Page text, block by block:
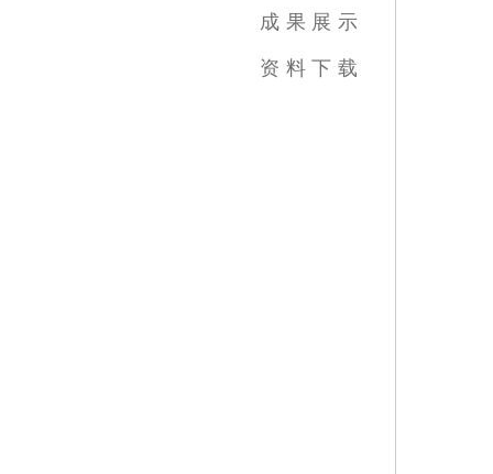
国家示范中心
虚拟实践教育中心
传媒实验教学平台
虚拟仿真教学中心
跨学科综合训练中心
数字图像教育中心
成 果 展 示
视频类
数媒类
摄影类
广告类
录音类
美术类
资 料 下 载